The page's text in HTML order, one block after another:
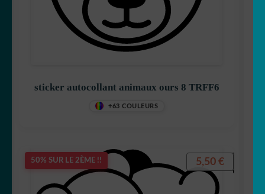
sticker autocollant animaux ours 8 TRFF6
+63 COULEURS
50% SUR LE 2ÈME !! 5,50 €